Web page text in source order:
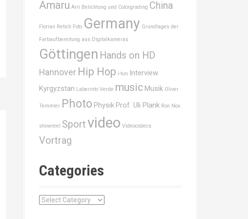
Amaru Arri Belichtung und Colorgrading China
Florian Retich Foto Germany Grundlagen der
Farbaufbereitung aus Digitalkameras
Göttingen Hands on HD
Hannover Hip Hop i-tun Interview
Kyrgyzstan Laberinto Verde music Musik Oliver
Temmler Photo Physik Prof. Uli Plank Ron Nox
showreel Sportvideo Videocodecs
Vortrag
Categories
C